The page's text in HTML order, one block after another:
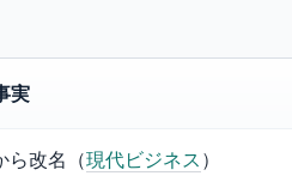
実
ら改名（現代ビジネス ）